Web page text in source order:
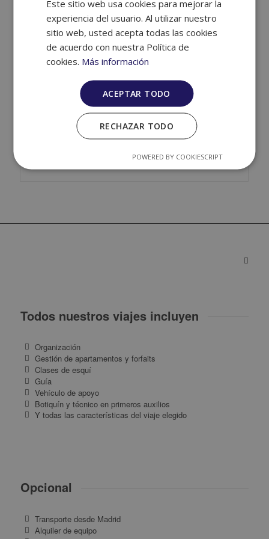
SIERRA NEVADA
febrero y marzo
ANDORRA (Semana Santa)
13 al 20 abril
ANDORRA (festivos Semana Santa)
Todos nuestros viajes incluyen
Organización
Gestión de apartamentos y forfaits
Clases de esquí
Guía
Vehículo de apoyo
Botiquín y técnico en primeros auxilios
Y todas las características del viaje elegido
Opcional
Transporte desde Madrid
Alquiler de equipo
Este sitio web usa cookies para mejorar la
experiencia del usuario. Al utilizar nuestro
sitio web, usted acepta todas las cookies
de acuerdo con nuestra Política de
cookies. Más información
ACEPTAR TODO
RECHAZAR TODO
POWERED BY COOKIESCRIPT